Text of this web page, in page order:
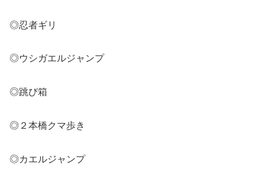
◎忍者ギリ
◎ウシガエルジャンプ
◎跳び箱
◎２本橋クマ歩き
◎カエルジャンプ